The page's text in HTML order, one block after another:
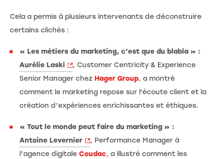
Cela a permis à plusieurs intervenants de déconstruire
certains clichés :
« Les métiers du marketing, c’est que du blabla » :
Aurélie Laski
, Customer Centricity & Experience
Senior Manager chez Hager Group, a montré
comment le marketing repose sur l'écoute client et la
création d’expériences enrichissantes et éthiques.
« Tout le monde peut faire du marketing » :
Antoine Levernier
, Performance Manager à
l’agence digitale Coudac, a illustré comment les